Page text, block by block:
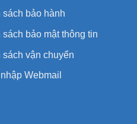
sách bảo hành
sách bảo mật thông tin
sách vận chuyển
Webmail